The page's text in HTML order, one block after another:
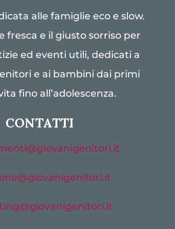
alle famiglie eco e slow.
fresca e il giusto sorriso per
ed eventi utili, dedicati a
e ai bambini dai primi
fino all’adolescenza.
CONTATTI